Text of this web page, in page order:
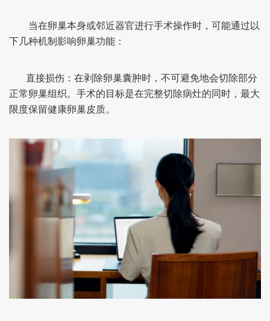
当在卵巢本身或邻近器官进行手术操作时，可能通过以
下几种机制影响卵巢功能：
直接损伤：在剥除卵巢囊肿时，不可避免地会切除部分
正常卵巢组织。手术的目标是在完整切除病灶的同时，最大
限度保留健康卵巢皮质。